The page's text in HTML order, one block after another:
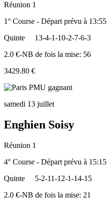
Réunion 1
1° Course - Départ prévu à 13:55
Quinte
13-4-1-10-2-7-6-3
2.0 €-NB de fois la mise: 56
3429.80 €
samedi 13 juillet
Enghien Soisy
Réunion 1
4° Course - Départ prévu à 15:15
Quinte
5-2-11-12-1-14-15
2.0 €-NB de fois la mise: 21